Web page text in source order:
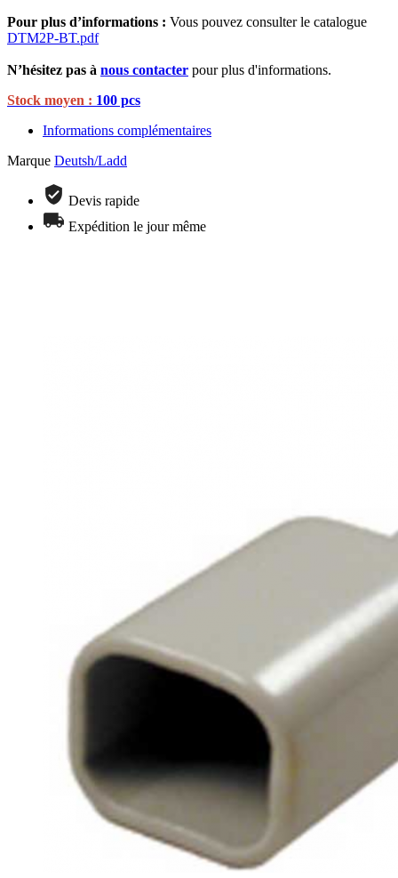
Pour plus d’informations : Vous pouvez consulter le catalogue
DTM2P-BT.pdf
N’hésitez pas à nous contacter pour plus d'informations.
Stock moyen : 100 pcs
Informations complémentaires
Marque Deutsh/Ladd
Devis rapide
Expédition le jour même